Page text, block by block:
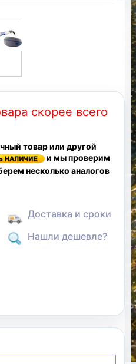
скорее всего
товар или другой
и мы проверим
несколько аналогов
Доставка и сроки
Нашли дешевле?